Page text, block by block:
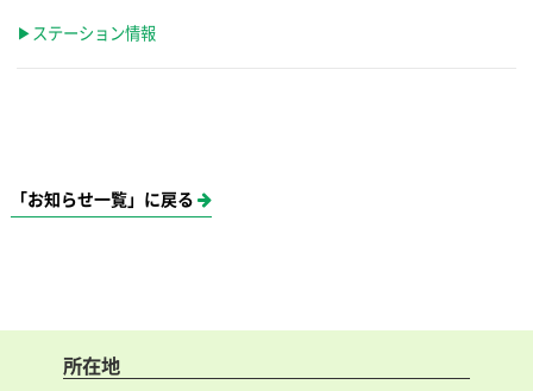
▶ステーション情報
「お知らせ一覧」に戻る
所在地